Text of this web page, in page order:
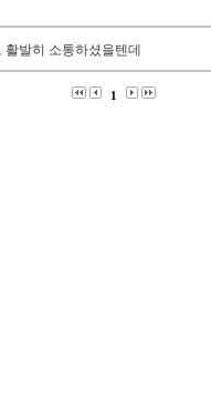
활발히 소통하셨을텐데
1